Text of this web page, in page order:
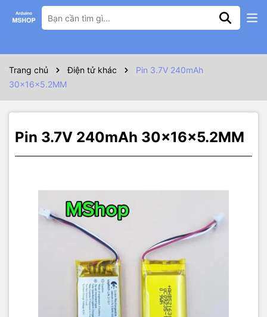
Trang chủ Điện tử khác
Pin 3.7V 240mAh
30x16x5.2MM
Pin 3.7V 240mAh 30x16x5.2MM
Thông số kỹ thuật
🔸 Kích thước 30x16x5.2MM
🔸 Chuyên cho tai nghe thiết bị cầm tay pin logitech